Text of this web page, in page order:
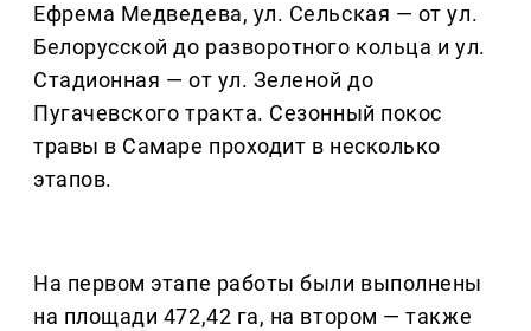
Ефрема Медведева, ул. Сельская — от ул.
Белорусской до разворотного кольца и ул.
Стадионная — от ул. Зеленой до
Пугачевского тракта. Сезонный покос
травы в Самаре проходит в несколько
этапов.
На первом этапе работы были выполнены
на площади 472,42 га, на втором — также